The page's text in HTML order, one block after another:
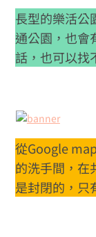
長型的樂活公
通公園，也會
話，也可以找
從Google
的洗手間，在
是封閉的，只